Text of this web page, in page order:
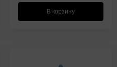
В корзину